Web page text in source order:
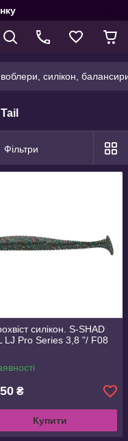
силікон,
Фільтри
силікон. S-SHAD
LJ Pro Series 3,8 "/ F08
₴
Купити